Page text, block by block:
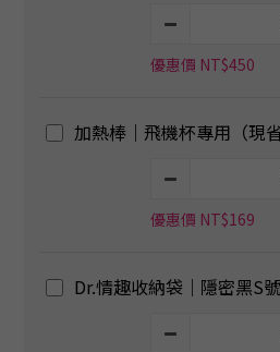
優惠價 NT$450
加熱棒｜飛機杯專用（現省
優惠價 NT$169
Dr.情趣收納袋｜隱密黑S